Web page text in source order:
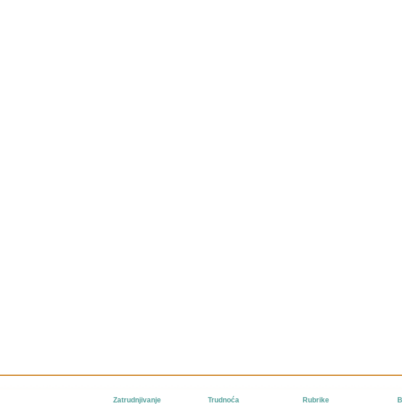
Zatrudnjivanje
Trudnoća
Rubrike